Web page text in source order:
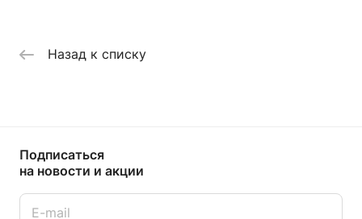
Назад к списку
Подписаться
на новости и акции